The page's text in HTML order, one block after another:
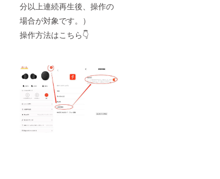
分以上連続再生後、操作の
場合が対象です。）
操作方法はこちら👇